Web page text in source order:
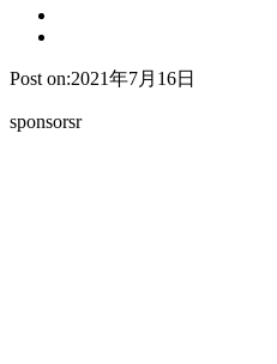
Post on:2021年7月16日
sponsorsr